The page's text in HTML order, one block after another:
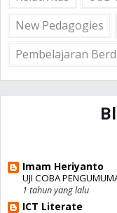
New Pedagogies
Pembelajaran
Imam Heriyanto
UJI COBA
1 tahun yang lalu
ICT Literate